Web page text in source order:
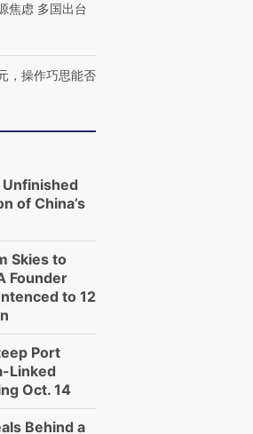
焦虑 多国出台
，操作巧思能否
of China’s
Skies to
Founder
to 12
Port
Linked
Oct. 14
Behind a